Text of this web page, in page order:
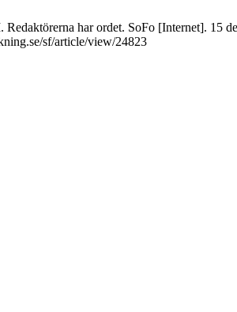
Redaktörerna har ordet. SoFo [Internet]. 15
sf/article/view/24823